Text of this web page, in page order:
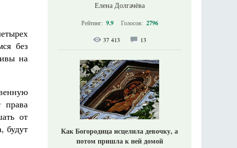
без
на
права
от
будут
Елена Долгачёва
Рейтинг: 9.9 Голосов: 2796
37 413 13
Как Богородица исцелила девочку, а
потом пришла к ней домой